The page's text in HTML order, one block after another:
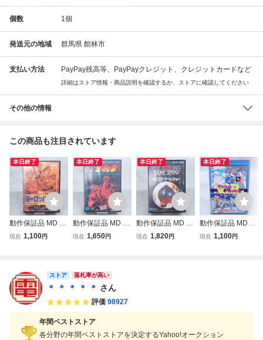
個数 1個
発送元の地域 群馬県 館林市
支払い方法 PayPay残高等、PayPayクレジット、クレジットカードなど
詳細はストア情報・商品説明を確認するか、ストアに確認してください
その他の情報
この商品も注目されています
本日終了
動作保証品 MD メ
ガドライブ ヨーロ
現在 1,100円
本日終了
動作保証品 MD メ
ガドライブ 北斗の
現在 1,650円
本日終了
動作保証品 MD メ
ガドライブ キリン
現在 1,820円
本日終了
動作保証品 MD メ
ガドライブ バーチ
現在 1,100円
ストア 落札率が高い
＊ ＊ ＊ ＊ ＊ さん
評価 98927
年間ベストストア
各分野の年間ベストストアを決定するYahoo!オークション